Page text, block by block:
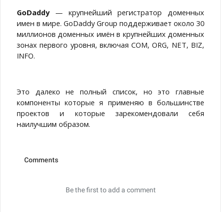
GoDaddy— крупнейший регистратор доменных
имен в мире. GoDaddy Group поддерживает около 30
миллионов доменных имён в крупнейших доменных
зонах первого уровня, включая COM, ORG, NET, BIZ,
INFO.
Это далеко не полный список, но это главные
компоненты которые я применяю в большинстве
проектов и которые зарекомендовали себя
наилучшим образом.